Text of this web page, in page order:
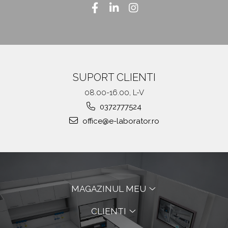
SUPORT CLIENTI
08.00-16.00, L-V
0372777524
office@e-laborator.ro
MAGAZINUL MEU
CLIENTI